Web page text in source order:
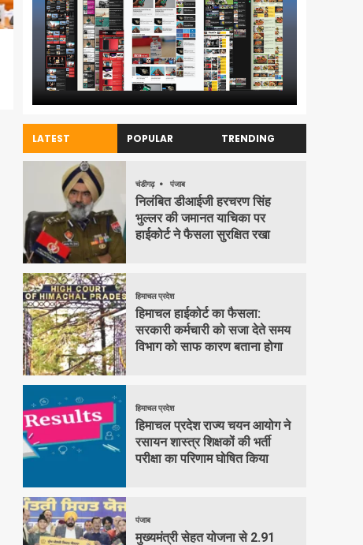
LATEST POPULAR TRENDING
चंडीगढ़ पंजाब
निलंबित डीआईजी हरचरण सिंह
भुल्लर की जमानत याचिका पर
हाईकोर्ट ने फैसला सुरक्षित रखा
हिमाचल प्रदेश
हिमाचल हाईकोर्ट का फैसला:
सरकारी कर्मचारी को सजा देते समय
विभाग को साफ कारण बताना होगा
हिमाचल प्रदेश
हिमाचल प्रदेश राज्य चयन आयोग ने
रसायन शास्त्र शिक्षकों की भर्ती
परीक्षा का परिणाम घोषित किया
पंजाब
मुख्यमंत्री सेहत योजना से 2.91